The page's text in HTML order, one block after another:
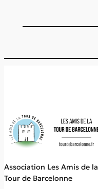
Association Les Amis de la
Tour de Barcelonne